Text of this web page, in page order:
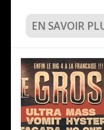
EN SAVOIR